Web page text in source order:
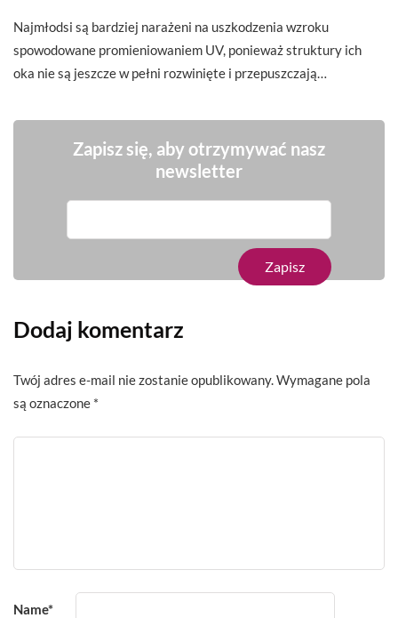
Najmłodsi są bardziej narażeni na uszkodzenia wzroku
spowodowane promieniowaniem UV, ponieważ struktury ich
oka nie są jeszcze w pełni rozwinięte i przepuszczają…
Zapisz się, aby otrzymywać nasz
newsletter
Dodaj komentarz
Twój adres e-mail nie zostanie opublikowany. Wymagane pola
są oznaczone *
Name*